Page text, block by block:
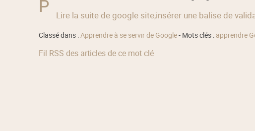
P
Lire la suite de google site,insérer une balise de
Classé dans :Apprendre à se servir de Google- Mots clés : apprendre
Fil RSS des articles de ce mot clé